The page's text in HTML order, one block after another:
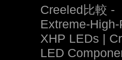
Creeled比較 -
Extreme-
XHP LEDs |
LED